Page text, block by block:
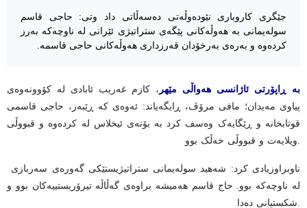
جێگری کاروباری نێودەوڵەتی دەسەڵاتی داد وتی: حاجی قاسم
سولەیمانی بە هەوڵەکانی پێگەی ستراتیژی ئێرانی لە ناوچەکە بەرز
کردەوە و بەرەی بەرخۆدان قەرزداری هەوڵەکانی حاجی قاسمە.
بە ڕاپۆرتی ئاژانسی هەواڵی مێهر ، کازم غەریب ئابادی لە کۆوونەوەی
پیاوی مەیدان؛ مافی مرۆڤ، ڕایگەیاند: ئەوەی کە ڕێبەر، حاجی قاسمی
قوتابخانە و ڕێگایەک وەسف کرد بە بۆنەی ئیخلاس لە کردەوە و قبووڵی
ناوبراو
لە ناوچەکە بوو. حاج قاسم هەمیشە براوەی گەڵاڵە تیرۆریستییەکان بوو و